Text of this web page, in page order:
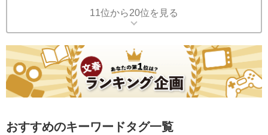
11位から20位を見る
おすすめのキーワードタグ一覧